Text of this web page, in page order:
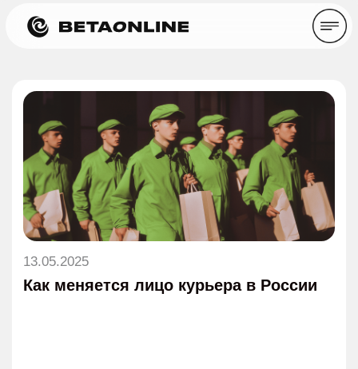
Как меняется лицо курьера в России
13.05.2025
Время прочтения: ~ 7 минут Статьи